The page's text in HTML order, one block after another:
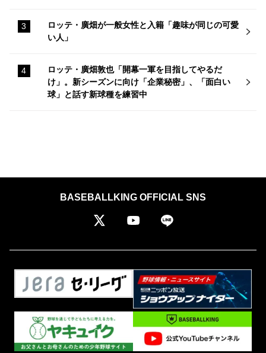
ロッテ・廣畑が一般女性と入籍「趣味が同じの可愛
い人」
ロッテ・廣畑敦也「開幕一軍を目指してやるだ
け」。新シーズンに向け「企業秘密」、「面白い
球」と話す新球種を練習中
BASEBALLKING OFFICIAL SNS